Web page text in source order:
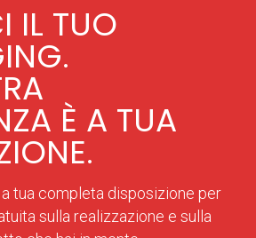
IL TUO
È A TUA
tua completa disposizione per
sulla realizzazione e sulla